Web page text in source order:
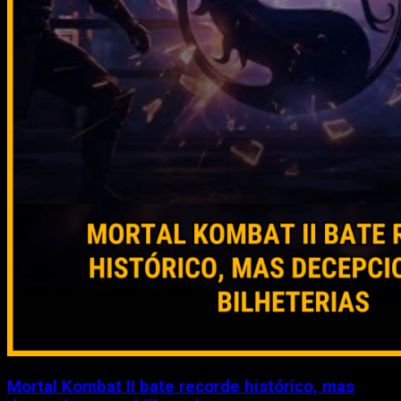
Mortal Kombat II bate recorde histórico, mas